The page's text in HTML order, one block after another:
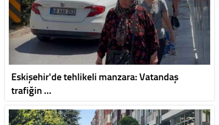
Eskişehir'de tehlikeli manzara: Vatandaş
trafiğin …